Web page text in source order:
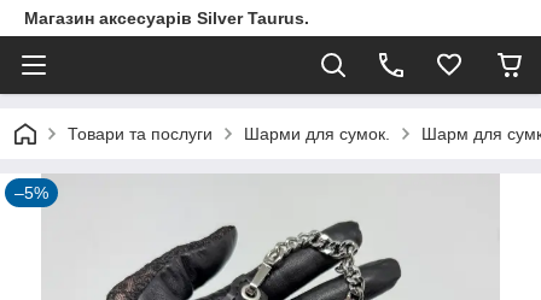
Магазин аксесуарів Silver Taurus.
Товари та послуги Шарми для сумок. Шарм для
–5%